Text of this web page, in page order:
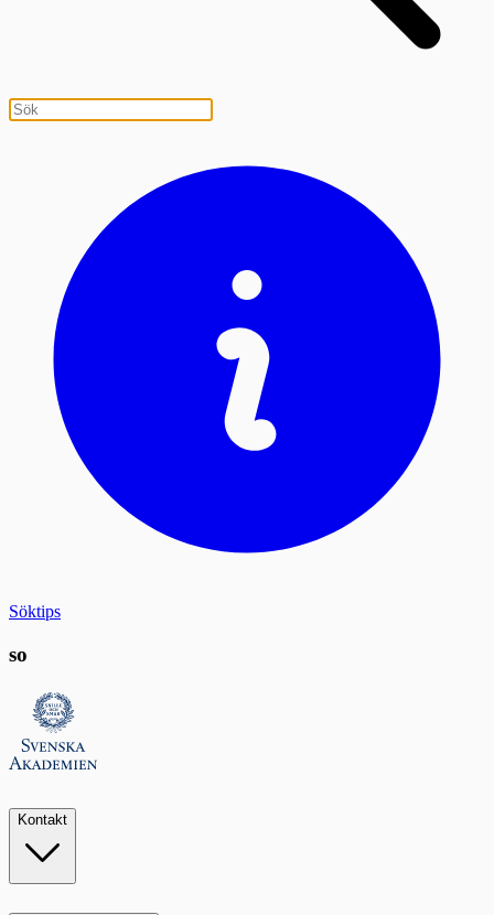
Söktips
so
Kontakt